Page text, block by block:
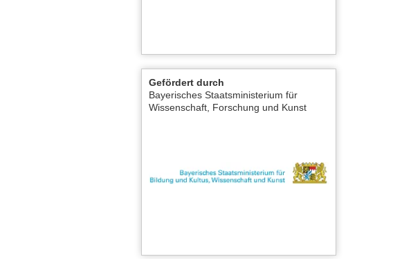
Gefördert durch
Bayerisches Staatsministerium für
Wissenschaft, Forschung und Kunst